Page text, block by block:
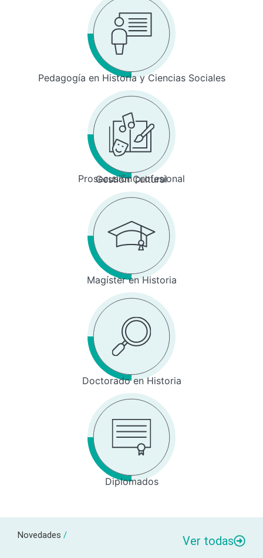
Pedagogía en Historia y Ciencias Sociales
Prosecusión profesional
Gestión Cultural
Magíster en Historia
Doctorado en Historia
Diplomados
Novedades / Ver todas